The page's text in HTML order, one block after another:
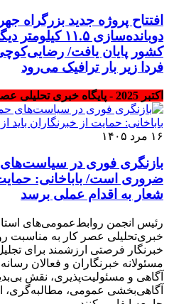
افتتاح پروژه جدید بزرگراه
دوبانده‌سازی
کشور پایان یافت/
فردا زیر بار ترافیک می‌رود
اکتبر 2025 - پایگاه خبری تحلیلی عصرکار
۱۶ مرد ۱۴۰۵
بازنگری فوری در سیاست‌های
ضروری است/ باباخانی: حمایت
شعار به اقدام عملی برسد
رئیس انجمن روابط‌عمومی‌های
خبری‌تحلیلی عصر کار به مناسبت
خبرنگار فرصتی ارزشمند برای
مسئولانه خبرنگاران و فعالان
آگاهی و مسئولیت‌پذیری، نقش
آگاهی‌بخشی عمومی، مطالبه‌گری،